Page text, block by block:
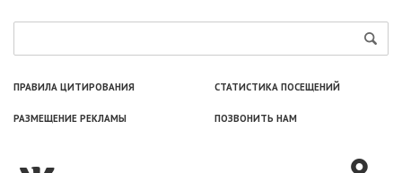
ПРАВИЛА ЦИТИРОВАНИЯ СТАТИСТИКА ПОСЕЩЕНИЙ
РАЗМЕЩЕНИЕ РЕКЛАМЫ ПОЗВОНИТЬ НАМ